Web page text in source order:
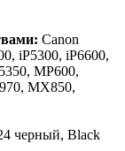
Canon
iP5300, iP6600,
MP600,
MX850,
черный, Black